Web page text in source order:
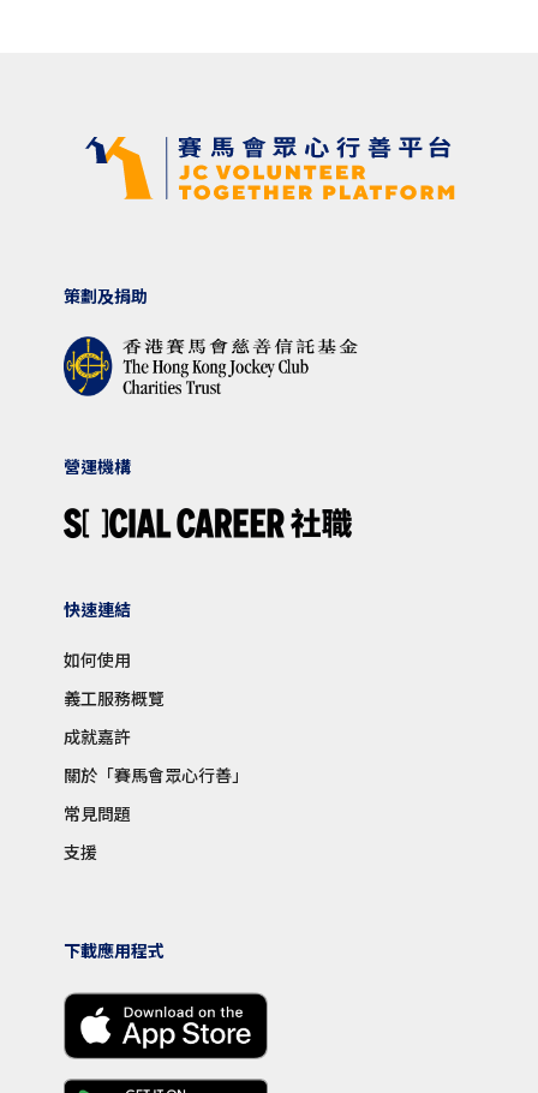
策劃及捐助
營運機構
快速連結
如何使用
義工服務概覽
成就嘉許
關於「賽馬會眾心行善」
常見問題
支援
下載應用程式